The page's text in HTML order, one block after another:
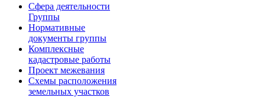
Сфера деятельности
Группы
Нормативные
документы группы
Комплексные
кадастровые работы
Проект межевания
Схемы расположения
земельных участков